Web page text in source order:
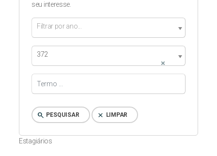
Estagiários
seu interesse.
Filtrar por ano...
×
372
search PESQUISAR clear LIMPAR